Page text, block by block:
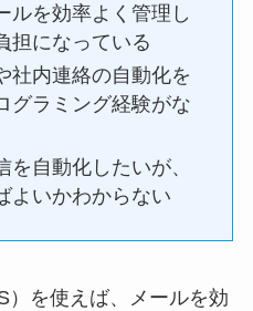
ルを効率よく管理し
担になっている
社内連絡の自動化を
グラミング経験がな
自動化したいが、
よいかわからない
）を使えば、メールを効